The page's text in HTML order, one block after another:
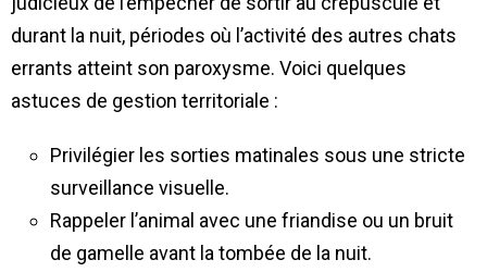
durant la nuit, périodes où l’activité des autres chats
errants atteint son paroxysme. Voici quelques
astuces de gestion territoriale :
Privilégier les sorties matinales sous une stricte
surveillance visuelle.
Rappeler l’animal avec une friandise ou un bruit
de gamelle avant la tombée de la nuit.